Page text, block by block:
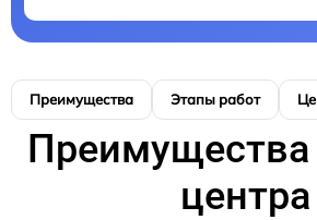
Преимущества Этапы работ
Преимущества
центра